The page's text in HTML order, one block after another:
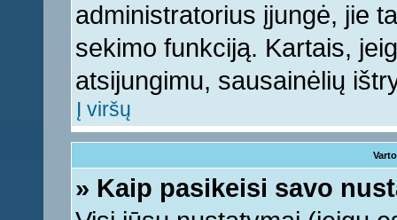
administratorius įjungė, jie
sekimo funkciją. Kartais,
atsijungimu, sausainėlių
Į viršų
» Kaip pasikeisi savo